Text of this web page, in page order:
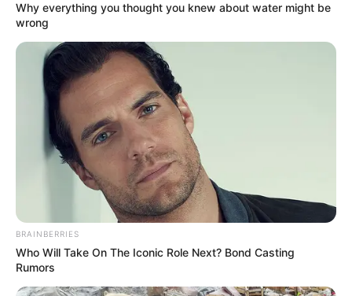
Why everything you thought you knew about water might be
wrong
BRAINBERRIES
Who Will Take On The Iconic Role Next? Bond Casting
Rumors